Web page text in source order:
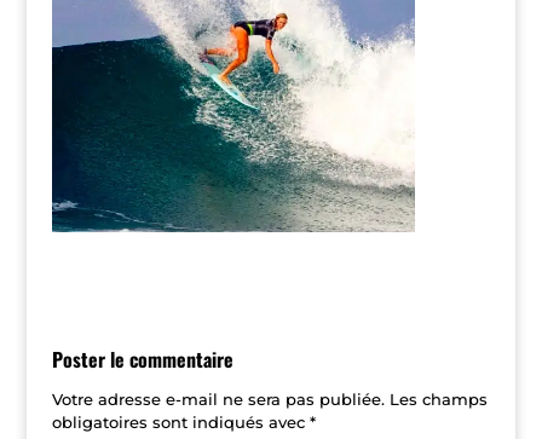
Poster le commentaire
Votre adresse e-mail ne sera pas publiée. Les champs
obligatoires sont indiqués avec *